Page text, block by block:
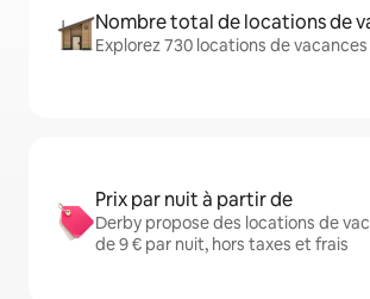
Nombre total de locations de
Explorez 730 locations de
Prix par nuit à partir de
Derby propose des locations de
de 9 € par nuit, hors taxes et frais